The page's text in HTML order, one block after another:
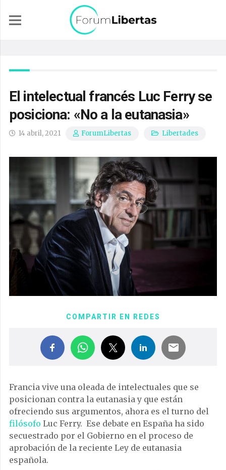
El intelectual francés Luc Ferry se
posiciona: «No a la eutanasia»
14 abril, 2021 ForumLibertas Libertades
COMPARTIR EN REDES
Francia vive una oleada de intelectuales que se
posicionan contra la eutanasia y que están
ofreciendo sus argumentos, ahora es el turno del
filósofo Luc Ferry. Ese debate en España ha sido
secuestrado por el Gobierno en el proceso de
aprobación de la reciente Ley de eutanasia
española.